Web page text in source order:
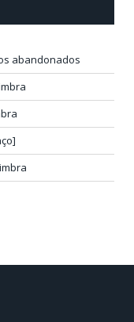
abandonados